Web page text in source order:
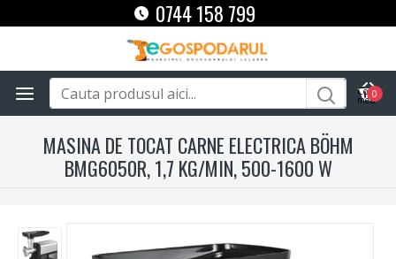
0744 158 799
0
MASINA DE TOCAT CARNE ELECTRICA BÖHM
BMG6050R, 1,7 KG/MIN, 500-1600 W